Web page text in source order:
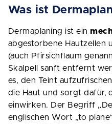
Was ist
Dermaplaning ist ein
abgestorbene Hautzellen
(auch Pfirsichflaum
Skalpell sanft entfernt
es, den Teint
die Haut und sorgt dafür,
einwirken. Der Begriff
englischen Wort „to